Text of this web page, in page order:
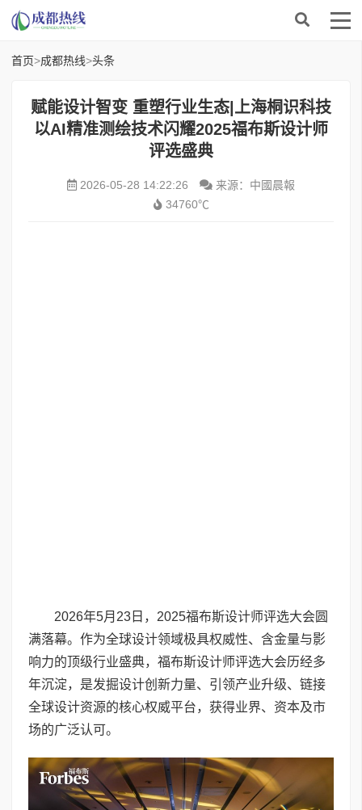
首页>成都热线>头条
赋能设计智变 重塑行业生态|上海桐识科技
以AI精准测绘技术闪耀2025福布斯设计师
评选盛典
2026-05-28 14:22:26
来源：中國晨報
34760℃
2026年5月23日，2025福布斯设计师评选大会圆
满落幕。作为全球设计领域极具权威性、含金量与影
响力的顶级行业盛典，福布斯设计师评选大会历经多
年沉淀，是发掘设计创新力量、引领产业升级、链接
全球设计资源的核心权威平台，获得业界、资本及市
场的广泛认可。